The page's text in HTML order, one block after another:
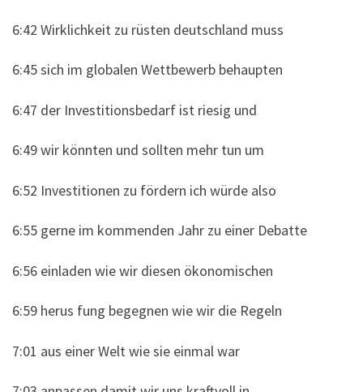
6:42 Wirklichkeit zu rüsten deutschland muss
6:45 sich im globalen Wettbewerb behaupten
6:47 der Investitionsbedarf ist riesig und
6:49 wir könnten und sollten mehr tun um
6:52 Investitionen zu fördern ich würde also
6:55 gerne im kommenden Jahr zu einer Debatte
6:56 einladen wie wir diesen ökonomischen
6:59 herus fung begegnen wie wir die Regeln
7:01 aus einer Welt wie sie einmal war